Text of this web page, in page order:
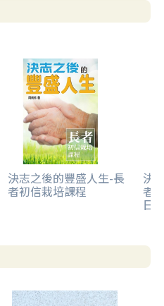
決志之後的豐盛人生-長
者初信栽培課程
決
者
日